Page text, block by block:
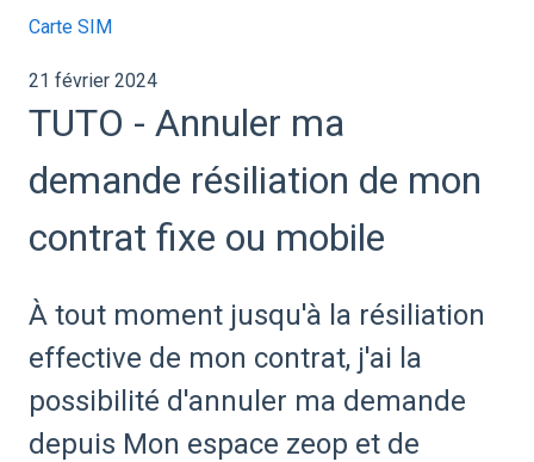
Carte SIM
21 février 2024
TUTO - Annuler ma
demande résiliation de mon
contrat fixe ou mobile
À tout moment jusqu'à la résiliation
effective de mon contrat, j'ai la
possibilité d'annuler ma demande
depuis Mon espace zeop et de